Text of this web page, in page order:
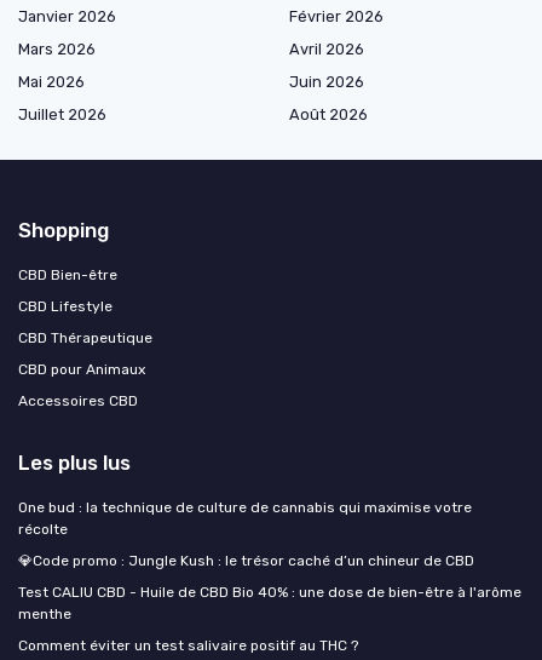
Janvier 2026
Février 2026
Mars 2026
Avril 2026
Mai 2026
Juin 2026
Juillet 2026
Août 2026
Shopping
CBD Bien-être
CBD Lifestyle
CBD Thérapeutique
CBD pour Animaux
Accessoires CBD
Les plus lus
One bud : la technique de culture de cannabis qui maximise votre
récolte
💎Code promo : Jungle Kush : le trésor caché d’un chineur de CBD
Test CALIU CBD - Huile de CBD Bio 40% : une dose de bien-être à l'arôme
menthe
Comment éviter un test salivaire positif au THC ?